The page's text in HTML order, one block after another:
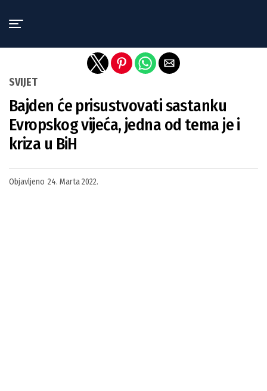
SVIJET
Bajden će prisustvovati sastanku
Evropskog vijeća, jedna od tema je i
kriza u BiH
Objavljeno 24. Marta 2022.